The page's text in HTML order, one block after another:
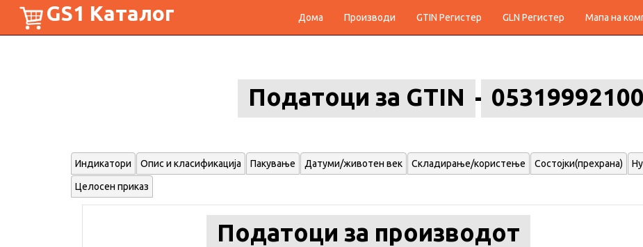
GS1 Каталог Дома Производи GTIN Регистер GLN Регистер Мапа на
Податоци за GTIN
Индикатори Опис и класификација Пакување Датуми/животен век Складирање/користење Состојки(прехрана)
Целосен приказ
Податоци за производот